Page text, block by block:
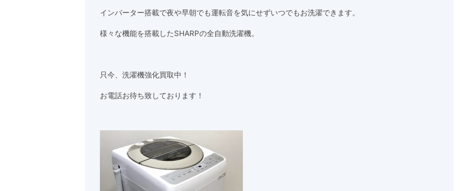
インバーター搭載で夜や早朝でも運転音を気にせずいつでもお洗濯できます。
様々な機能を搭載したSHARPの全自動洗濯機。
只今、洗濯機強化買取中！
お電話お待ち致しております！